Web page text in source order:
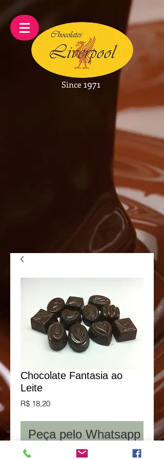
Since1971
Chocolate Fantasia ao
Leite
R$ 18,20Preço
Peça pelo Whatsapp